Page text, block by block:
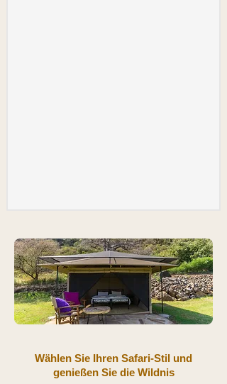
Wählen Sie Ihren Safari-Stil und
genießen Sie die Wildnis